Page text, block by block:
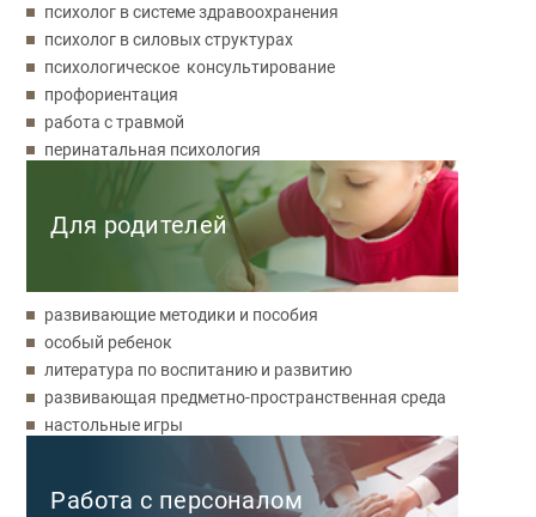
психолог в системе здравоохранения
психолог в силовых структурах
психологическое консультирование
профориентация
работа с травмой
перинатальная психология
Для родителей
развивающие методики и пособия
особый ребенок
литература по воспитанию и развитию
развивающая предметно-пространственная среда
настольные игры
Работа с персоналом